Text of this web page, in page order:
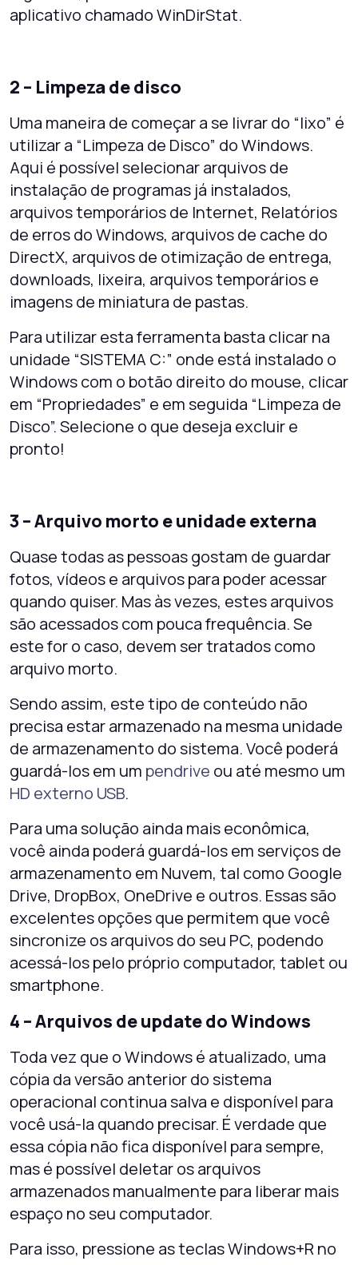
aplicativo chamado WinDirStat.
2 – Limpeza de disco
Uma maneira de começar a se livrar do “lixo” é
utilizar a “Limpeza de Disco” do Windows.
Aqui é possível selecionar arquivos de
instalação de programas já instalados,
arquivos temporários de Internet, Relatórios
de erros do Windows, arquivos de cache do
DirectX, arquivos de otimização de entrega,
downloads, lixeira, arquivos temporários e
imagens de miniatura de pastas.
Para utilizar esta ferramenta basta clicar na
unidade “SISTEMA C:” onde está instalado o
Windows com o botão direito do mouse, clicar
em “Propriedades” e em seguida “Limpeza de
Disco”. Selecione o que deseja excluir e
pronto!
3 – Arquivo morto e unidade externa
Quase todas as pessoas gostam de guardar
fotos, vídeos e arquivos para poder acessar
quando quiser. Mas às vezes, estes arquivos
são acessados com pouca frequência. Se
este for o caso, devem ser tratados como
arquivo morto.
Sendo assim, este tipo de conteúdo não
precisa estar armazenado na mesma unidade
de armazenamento do sistema. Você poderá
guardá-los em um pendrive ou até mesmo um
HD externo USB.
Para uma solução ainda mais econômica,
você ainda poderá guardá-los em serviços de
armazenamento em Nuvem, tal como Google
Drive, DropBox, OneDrive e outros. Essas são
excelentes opções que permitem que você
sincronize os arquivos do seu PC, podendo
acessá-los pelo próprio computador, tablet ou
smartphone.
4 – Arquivos de update do Windows
Toda vez que o Windows é atualizado, uma
cópia da versão anterior do sistema
operacional continua salva e disponível para
você usá-la quando precisar. É verdade que
essa cópia não fica disponível para sempre,
mas é possível deletar os arquivos
armazenados manualmente para liberar mais
espaço no seu computador.
Para isso, pressione as teclas Windows+R no